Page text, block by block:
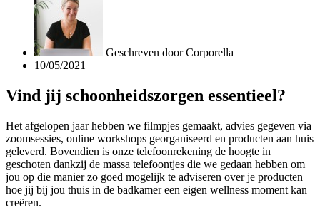
Geschreven doorCorporella
10/05/2021
Vind jij schoonheidszorgen essentieel?
Het afgelopen jaar hebben we filmpjes gemaakt, advies gegeven via
zoomsessies, online workshops georganiseerd en producten aan huis
geleverd. Bovendien is onze telefoonrekening de hoogte in
geschoten dankzij de massa telefoontjes die we gedaan hebben om
jou op die manier zo goed mogelijk te adviseren over je producten
hoe jij bij jou thuis in de badkamer een eigen wellness moment kan
creëren.